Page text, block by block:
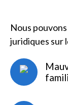
Nous
juridiques sur